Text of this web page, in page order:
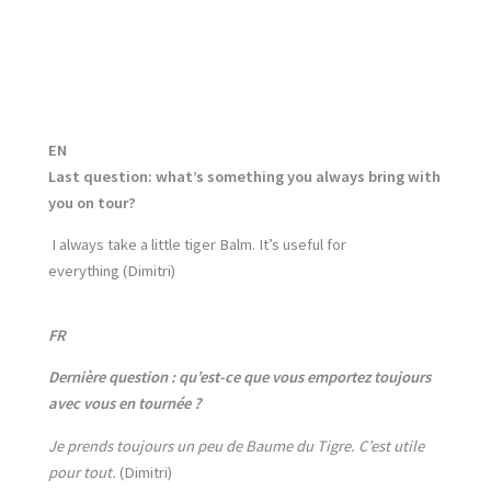
EN
Last question: what’s something you always bring with
you on tour?
I always take a little tiger Balm. It’s useful for
everything (Dimitri)
FR
Dernière question : qu’est-ce que vous emportez toujours
avec vous en tournée ?
Je prends toujours un peu de Baume du Tigre. C’est utile
pour tout. (Dimitri)